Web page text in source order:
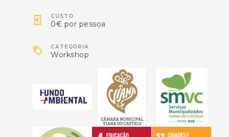
 CUSTO
0€ por pessoa
 CATEGORIA
Workshop